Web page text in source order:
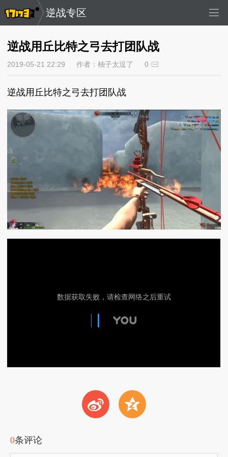
逆战专区
逆战用丘比特之弓去打团队战
2019-05-21 22:29 作者：柚子太逗了 0
逆战用丘比特之弓去打团队战
t z
0条评论